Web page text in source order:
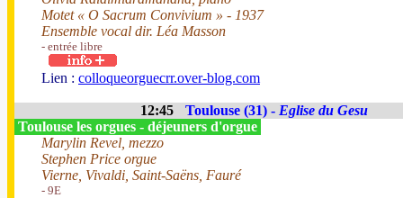
Motet « O Sacrum Convivium » - 1937
Ensemble vocal dir. Léa Masson
- entrée libre
Lien : colloqueorguecrr.over-blog.com
12:45 Toulouse (31) - Eglise du Gesu
Toulouse les orgues - déjeuners d'orgue
Marylin Revel, mezzo
Stephen Price orgue
Vierne, Vivaldi, Saint-Saëns, Fauré
- 9E